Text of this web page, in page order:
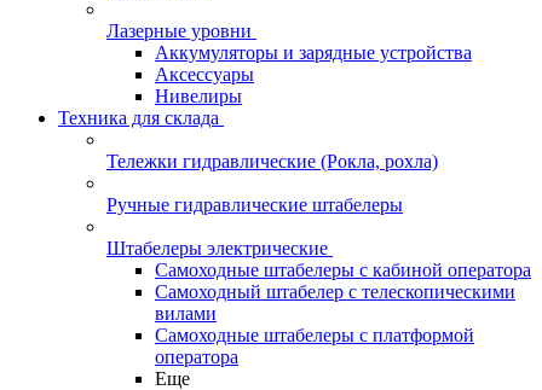
Лазерные уровни
Аккумуляторы и зарядные устройства
Аксессуары
Нивелиры
Техника для склада
Тележки гидравлические (Рокла, рохла)
Ручные гидравлические штабелеры
Штабелеры электрические
Самоходные штабелеры с кабиной оператора
Самоходный штабелер с телескопическими
вилами
Самоходные штабелеры с платформой
оператора
Еще